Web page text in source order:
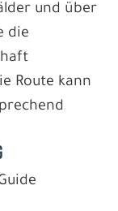
und über
die
Route kann